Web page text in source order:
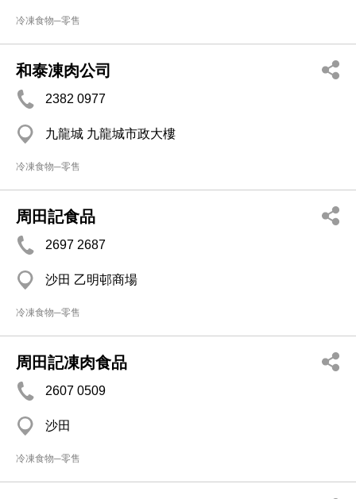
冷凍食物─零售
和泰凍肉公司
2382 0977
九龍城 九龍城市政大樓
冷凍食物─零售
周田記食品
2697 2687
沙田 乙明邨商場
冷凍食物─零售
周田記凍肉食品
2607 0509
沙田
冷凍食物─零售